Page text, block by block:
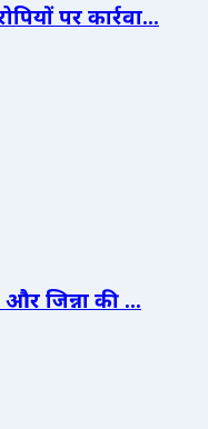
पर कार्रवा...
जिन्ना की ...